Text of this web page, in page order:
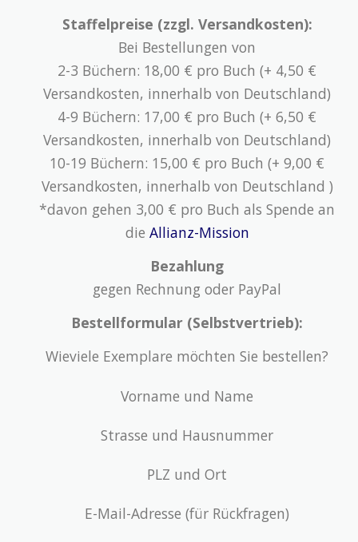
Staffelpreise (zzgl. Versandkosten):
Bei Bestellungen von
2-3 Büchern: 18,00 € pro Buch (+ 4,50 €
Versandkosten, innerhalb von Deutschland)
4-9 Büchern: 17,00 € pro Buch (+ 6,50 €
Versandkosten, innerhalb von Deutschland)
10-19 Büchern: 15,00 € pro Buch (+ 9,00 €
Versandkosten, innerhalb von Deutschland )
*davon gehen 3,00 € pro Buch als Spende an
die Allianz-Mission
Bezahlung
gegen Rechnung oder PayPal
Bestellformular (Selbstvertrieb):
Wieviele Exemplare möchten Sie bestellen?
Vorname und Name
Strasse und Hausnummer
PLZ und Ort
E-Mail-Adresse (für Rückfragen)